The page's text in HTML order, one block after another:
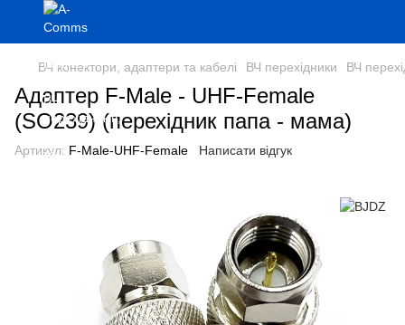
ВЧ конектори, адаптери та кабелі ВЧ перехідники ВЧ
Адаптер F-Male - UHF-Female
(SO239) (перехідник папа - мама)
Артикул: F-Male-UHF-Female Написати відгук